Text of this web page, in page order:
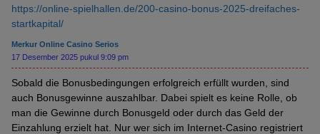
https://online-spielhallen.de/200-casino-bonus-2025-dreifaches-
startkapital/
Merkur Online Casino Serios
17 Desember 2025 pukul 9:09 pm
Sobald die Bonusbedingungen erfolgreich erfüllt wurden, sind
auch Bonusgewinne auszahlbar. Dabei spielt es keine Rolle, ob
man die Gewinne durch Bonusgeld oder durch das Geld der
Einzahlung erzielt hat. Nur wer sich im Internet-Casino registriert